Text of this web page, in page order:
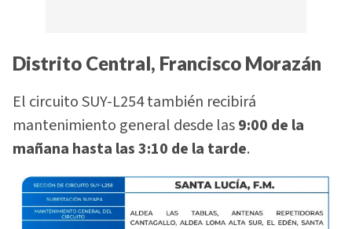
Distrito Central, Francisco Morazán
El circuito SUY-L254 también recibirá
mantenimiento general desde las9:00 de la
mañana hasta las 3:10 de la tarde.